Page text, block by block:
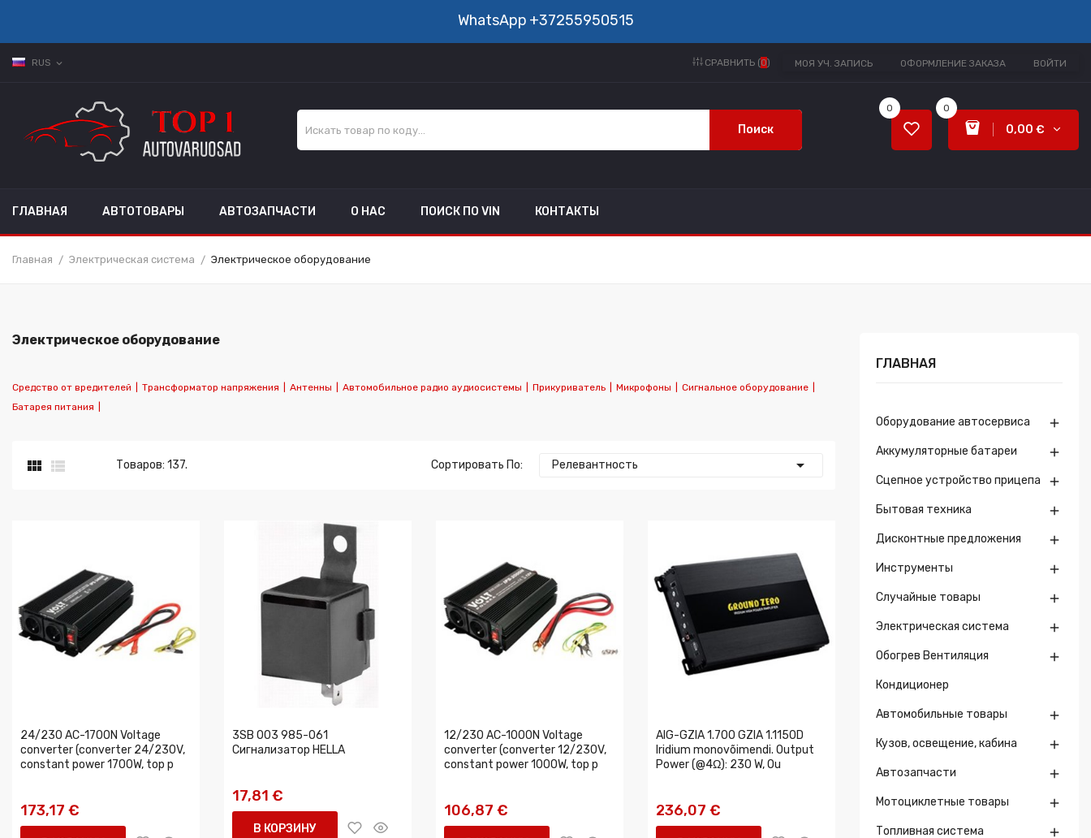
WhatsApp +37255950515
RUS expand_more МОЯ УЧ. ЗАПИСЬ ОФОРМЛЕНИЕ ЗАКАЗА ВОЙТИ
СРАВНИТЬ (0)
Поиск
0
0,00 €
0
ГЛАВНАЯ АВТОТОВАРЫ АВТОЗАПЧАСТИ О НАС ПОИСК ПО VIN КОНТАКТЫ
Главная Электрическая система Электрическое оборудование
Электрическое оборудование
Средство от вредителей Трансформатор напряжения Антенны Автомобильное радио аудиосистемы Прикуриватель Микрофоны Сигнальное оборудование
Батарея питания
  Товаров: 137. Сортировать По: Релевантность 
24/230 AC-1700N Voltage
converter (converter 24/230V,
constant power 1700W, top p
173,17 €
3SB 003 985-061
Сигнализатор HELLA
17,81 €
В КОРЗИНУ
12/230 AC-1000N Voltage
converter (converter 12/230V,
constant power 1000W, top p
106,87 €
AIG-GZIA 1.700 GZIA 1.1150D
Iridium monovõimendi. Output
Power (@4Ω): 230 W, Ou
236,07 €
ГЛАВНАЯ
Оборудование автосервиса 
Аккумуляторные батареи 
Сцепное устройство прицепа 
Бытовая техника 
Дисконтные предложения 
Инструменты 
Случайные товары 
Электрическая система 
Обогрев Вентиляция
Кондиционер

Автомобильные товары 
Кузов, освещение, кабина 
Автозапчасти 
Мотоциклетные товары 
Топливная система 